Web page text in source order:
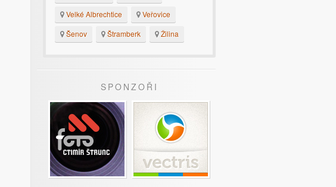
Velké Albrechtice
Veřovice
Šenov
Štramberk Žilina
SPONZOŘI